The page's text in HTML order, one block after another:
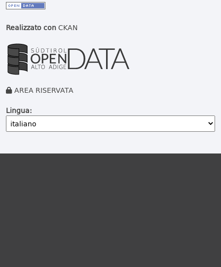
Realizzato conCKAN
AREA RISERVATA
Lingua